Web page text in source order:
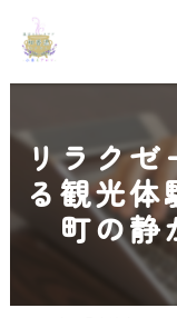
リラクゼ
る観光
町の静